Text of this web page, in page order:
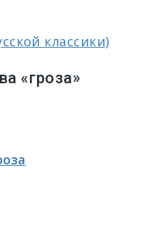
классики)
«гроза»